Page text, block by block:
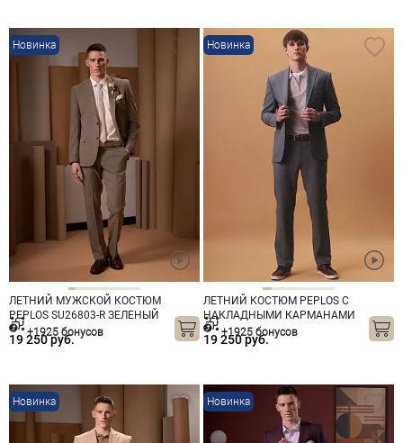
Новинка
ЛЕТНИЙ МУЖСКОЙ КОСТЮМ
PEPLOS SU26803-R ЗЕЛЕНЫЙ
19 250 руб.
+1925 бонусов
Новинка
ЛЕТНИЙ КОСТЮМ PEPLOS С
НАКЛАДНЫМИ КАРМАНАМИ
SU26802-R ЗЕЛЕНЫЙ
19 250 руб.
+1925 бонусов
Новинка Новинка